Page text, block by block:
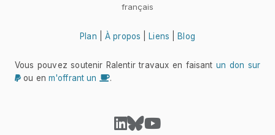
français
Plan |À propos |Liens |Blog
Vous pouvez soutenir Ralentir travaux en faisant un don sur
ou en m'offrant un .